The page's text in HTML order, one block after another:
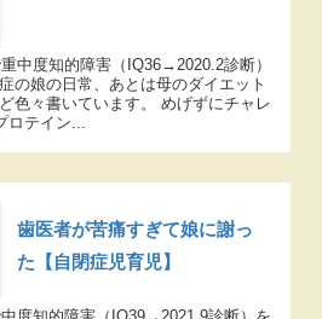
中度知的障害（IQ36→2020.2診断）
の娘の日常、あとは母のダイエット
色々書いています。 めげずにチャレ
テイン...
歯医者が苦痛すぎて娘に謝っ
た【自閉症児育児】